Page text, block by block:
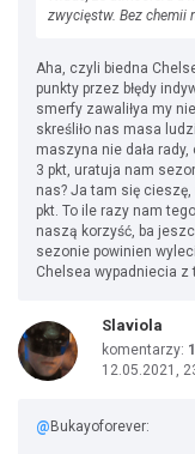
zwycięstw. Bez chemii
Aha, czyli biedna
punkty przez błędy
smerfy zawaliłya my
skreśliło nas masa
maszyna nie dała
3 pkt, uratuja nam
nas? Ja tam się
pkt. To ile razy nam
naszą korzyść, ba
sezonie powinien
Chelsea wypadniecia z
Slaviola
komentarzy:
12.05.2021,
@ Bukayoforever: